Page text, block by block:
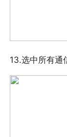
13.选中所有通